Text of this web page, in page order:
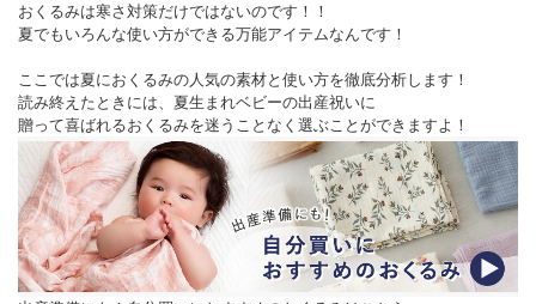
おくるみは寒さ対策だけではないのです！！
夏でもいろんな使い方ができる万能アイテムなんです！
ここでは夏におくるみの人気の素材と使い方を徹底分析します！
読み終えたときには、夏生まれベビーの出産祝いに
贈って喜ばれるおくるみを迷うことなく選ぶことができますよ！